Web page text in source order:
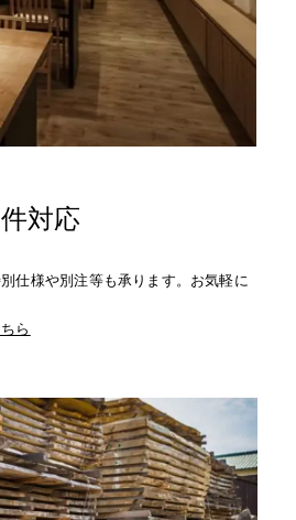
対応
仕様や別注等も承ります。お気軽に
ら